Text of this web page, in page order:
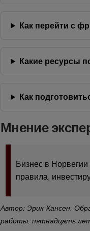
Как перейти с
Какие ресурсы
Как
Мнение
Бизнес в
правила,
Автор: Эрик Хансен.
работы: пятнадцать лет